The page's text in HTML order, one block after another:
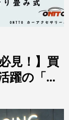
見！】買
躍の「サ